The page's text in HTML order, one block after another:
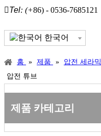
Tel: (+86) - 0536-7685121
한국어
홈 » 제품 » 압전 세라
압전 튜브
제품 카테고리